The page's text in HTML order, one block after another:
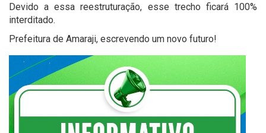
Devido a essa reestruturação, esse trecho ficará 100%
interditado.
Prefeitura de Amaraji, escrevendo um novo futuro!